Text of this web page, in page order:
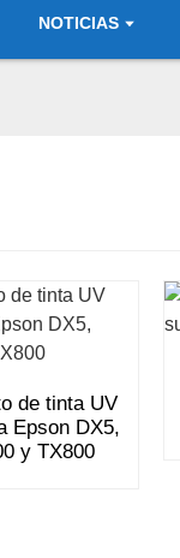
NOTICIAS
de tinta UV
Epson DX5,
y TX800